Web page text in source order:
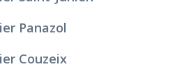
Panazol
Couzeix